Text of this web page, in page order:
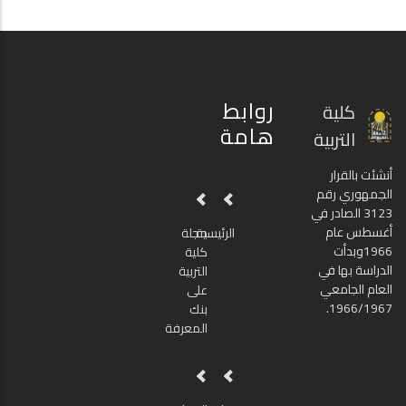
كلية
التربية
أنشئت بالقرار
الجمهوري رقم
3123 الصادر في
أغسطس عام
1966وبدأت
الدراسة بها في
العام الجامعي
1966/1967.
روابط
هامة
الرئيسيةمجلة
كلية
التربية
على
بنك
المعرفة